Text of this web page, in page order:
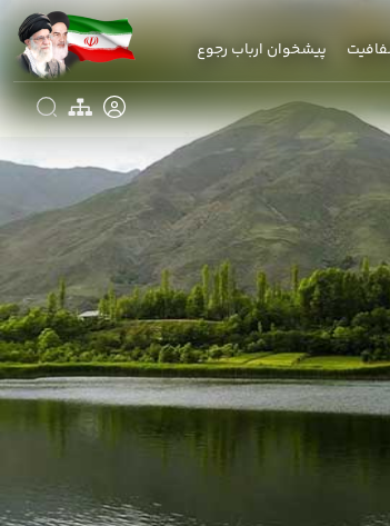
پیشخوان ارباب رجوع